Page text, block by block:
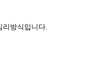
리방식입니다.